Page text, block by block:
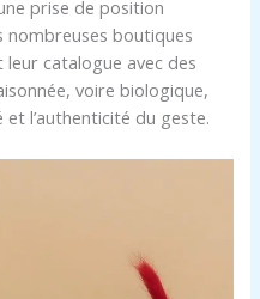
prise de position
nombreuses boutiques
leur catalogue avec des
voire biologique,
l’authenticité du geste.